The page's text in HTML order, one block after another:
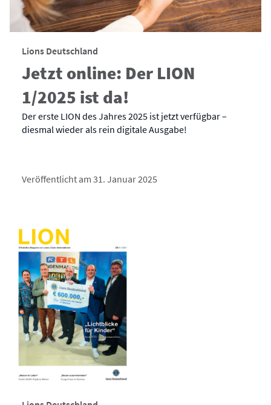
Lions Deutschland
Jetzt online: Der LION
1/2025 ist da!
Der erste LION des Jahres 2025 ist jetzt verfügbar –
diesmal wieder als rein digitale Ausgabe!
Veröffentlicht am 31. Januar 2025